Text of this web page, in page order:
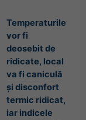
Temperaturile
vor fi
deosebit de
ridicate, local
va fi caniculă
și disconfort
termic ridicat,
iar indicele